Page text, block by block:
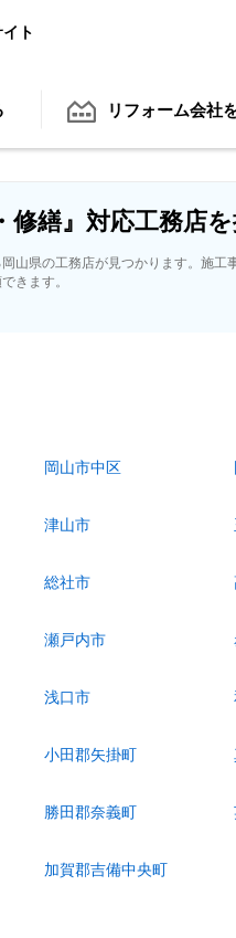
ト
リフォーム会社
修繕』対応工務店
山県の工務店が見つかります。施工
きます。
岡山市中区
津山市
総社市
瀬戸内市
浅口市
小田郡矢掛町
勝田郡奈義町
加賀郡吉備中央町